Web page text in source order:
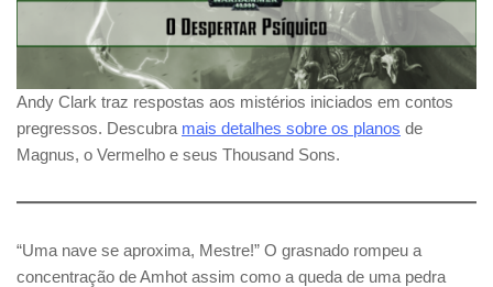
Andy Clark traz respostas aos mistérios iniciados em contos
pregressos. Descubra mais detalhes sobre os planos de
Magnus, o Vermelho e seus Thousand Sons.
“Uma nave se aproxima, Mestre!” O grasnado rompeu a
concentração de Amhot assim como a queda de uma pedra